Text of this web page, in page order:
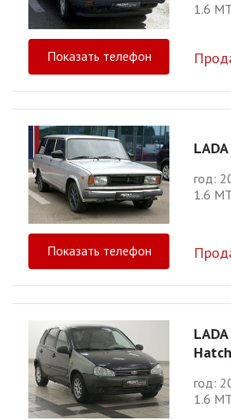
1.6
Показать телефон
год:
1.6
Показать телефон
год:
1.6